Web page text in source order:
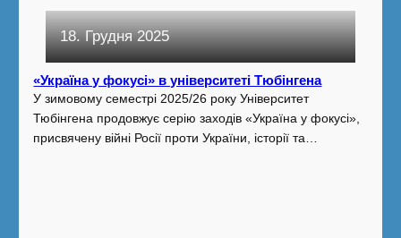
18. Грудня 2025
«Україна у фокусі» в університеті Тюбінгена
У зимовому семестрі 2025/26 року Університет
Тюбінгена продовжує серію заходів «Україна у фокусі»,
присвячену війні Росії проти України, історії та…